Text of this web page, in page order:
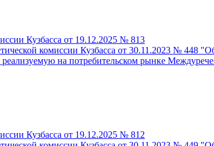
Кузбасса от 19.12.2025 № 813
комиссии Кузбасса от 30.11.2023 №
на потребительском рынке
Кузбасса от 19.12.2025 № 812